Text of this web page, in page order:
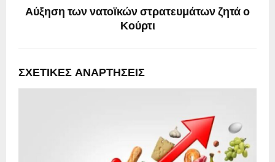
Αύξηση των νατοϊκών στρατευμάτων ζητά ο
Κούρτι
ΣΧΕΤΙΚΈΣ ΑΝΑΡΤΉΣΕΙΣ